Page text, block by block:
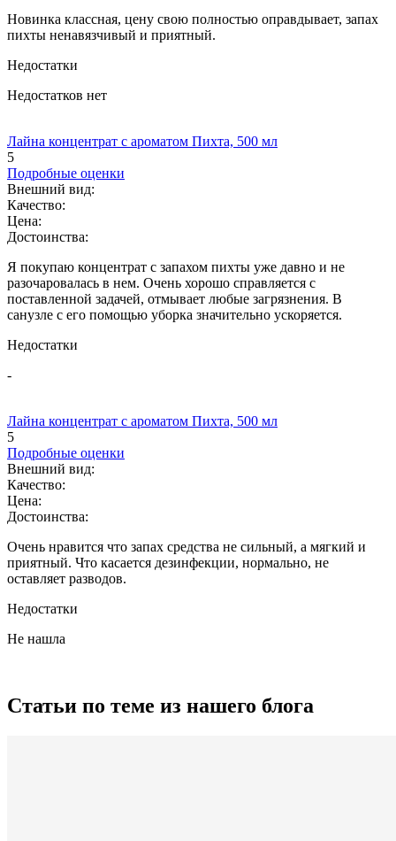
Новинка классная, цену свою полностью оправдывает, запах
пихты ненавязчивый и приятный.
Недостатки
Недостатков нет
Лайна концентрат с ароматом Пихта, 500 мл
5
Подробные оценки
Внешний вид:
Качество:
Цена:
Достоинства:
Я покупаю концентрат с запахом пихты уже давно и не
разочаровалась в нем. Очень хорошо справляется с
поставленной задачей, отмывает любые загрязнения. В
санузле с его помощью уборка значительно ускоряется.
Недостатки
-
Лайна концентрат с ароматом Пихта, 500 мл
5
Подробные оценки
Внешний вид:
Качество:
Цена:
Достоинства:
Очень нравится что запах средства не сильный, а мягкий и
приятный. Что касается дезинфекции, нормально, не
оставляет разводов.
Недостатки
Не нашла
Статьи по теме из нашего блога